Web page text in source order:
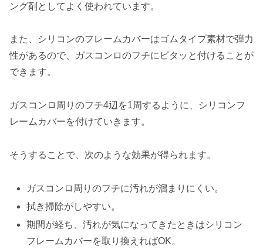
ング剤としてよく使われています。
また、シリコンのフレームカバーはゴムタイプ素材で弾力
性があるので、ガスコンロのフチにピタッと付けることが
できます。
ガスコンロ周りのフチ4辺を1周するように、シリコンフ
レームカバーを付けていきます。
そうすることで、次のような効果が得られます。
ガスコンロ周りのフチに汚れが溜まりにくい。
拭き掃除がしやすい。
期間が経ち、汚れが気になってきたときはシリコン
フレームカバーを取り換えればOK。